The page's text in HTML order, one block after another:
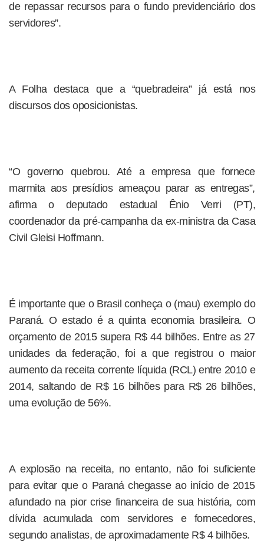
de repassar recursos para o fundo previdenciário dos
servidores”.
A Folha destaca que a “quebradeira” já está nos
discursos dos oposicionistas.
“O governo quebrou. Até a empresa que fornece
marmita aos presídios ameaçou parar as entregas”,
afirma o deputado estadual Ênio Verri (PT),
coordenador da pré-campanha da ex-ministra da Casa
Civil Gleisi Hoffmann.
É importante que o Brasil conheça o (mau) exemplo do
Paraná. O estado é a quinta economia brasileira. O
orçamento de 2015 supera R$ 44 bilhões. Entre as 27
unidades da federação, foi a que registrou o maior
aumento da receita corrente líquida (RCL) entre 2010 e
2014, saltando de R$ 16 bilhões para R$ 26 bilhões,
uma evolução de 56%.
A explosão na receita, no entanto, não foi suficiente
para evitar que o Paraná chegasse ao início de 2015
afundado na pior crise financeira de sua história, com
dívida acumulada com servidores e fornecedores,
segundo analistas, de aproximadamente R$ 4 bilhões.